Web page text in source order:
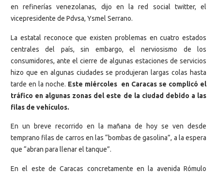
en refinerías venezolanas, dijo en la red social twitter, el
vicepresidente de Pdvsa, Ysmel Serrano.
La estatal reconoce que existen problemas en cuatro estados
centrales del país, sin embargo, el nerviosismo de los
consumidores, ante el cierre de algunas estaciones de servicios
hizo que en algunas ciudades se produjeran largas colas hasta
tarde en la noche. Este miércoles en Caracas se complicó el
tráfico en algunas zonas del este de la ciudad debido a las
filas de vehículos.
En un breve recorrido en la mañana de hoy se ven desde
temprano filas de carros en las “bombas de gasolina”, a la espera
que “abran para llenar el tanque”.
En el este de Caracas concretamente en la avenida Rómulo